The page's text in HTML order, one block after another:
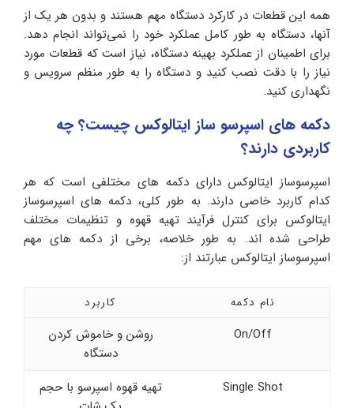
همه این قطعات در کارکرد دستگاه مهم هستند و بدون هر یک از
آنها، دستگاه به طور کامل عملکرد خود را نمی‌تواند انجام دهد.
برای اطمینان از عملکرد بهینه دستگاه، نیاز است که قطعات مورد
نیاز را با دقت نصب کنید و دستگاه را به طور منظم سرویس و
نگهداری کنید.
دکمه های اسپرسو ساز ایتالوکس چیست؟ چه
کاربردی دارند؟
اسپرسوساز ایتالوکس دارای دکمه های مختلفی است که هر
کدام کاربرد خاصی دارند. به طور کلی، دکمه های اسپرسوساز
ایتالوکس برای کنترل فرآیند تهیه قهوه و تنظیمات مختلف
طراحی شده اند. به طور خلاصه، برخی از دکمه های مهم
اسپرسوساز ایتالوکس عبارتند از:
نام دکمه کاربرد
On/Off
روشن و خاموش کردن
دستگاه
Single Shot
تهیه قهوه اسپرسو با حجم